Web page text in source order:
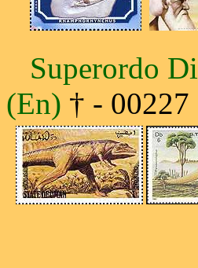
Superordo
(En) † - 00227